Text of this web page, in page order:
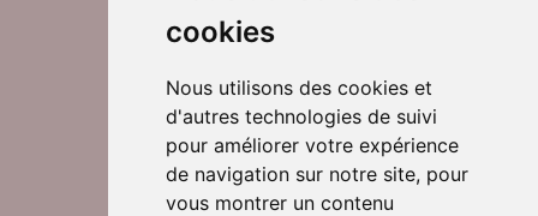
cookies
Nous utilisons des cookies et
d'autres technologies de suivi
pour améliorer votre expérience
de navigation sur notre site, pour
vous montrer un contenu
Suivez-nous sur Twitter